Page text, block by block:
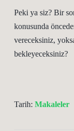
Peki ya siz? Bir
konusunda
vereceksiniz,
bekleyeceksiniz?
Tarih: Makaleler